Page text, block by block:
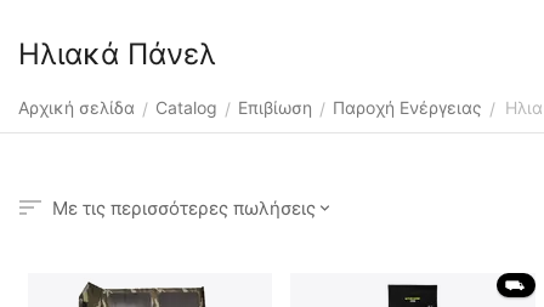
Ηλιακά Πάνελ
Αρχική σελίδα / Catalog / Επιβίωση / Παροχή Ενέργειας /
Με τις περισσότερες πωλήσεις
⛟